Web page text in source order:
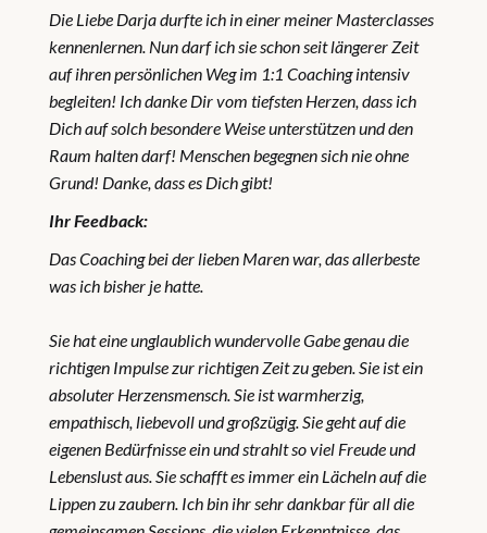
Die Liebe Darja durfte ich in einer meiner Masterclasses
kennenlernen. Nun darf ich sie schon seit längerer Zeit
auf ihren persönlichen Weg im 1:1 Coaching intensiv
begleiten! Ich danke Dir vom tiefsten Herzen, dass ich
Dich auf solch besondere Weise unterstützen und den
Raum halten darf! Menschen begegnen sich nie ohne
Grund! Danke, dass es Dich gibt!
Ihr Feedback:
Das Coaching bei der lieben Maren war, das allerbeste
was ich bisher je hatte.
Sie hat eine unglaublich wundervolle Gabe genau die
richtigen Impulse zur richtigen Zeit zu geben. Sie ist ein
absoluter Herzensmensch. Sie ist warmherzig,
empathisch, liebevoll und großzügig. Sie geht auf die
eigenen Bedürfnisse ein und strahlt so viel Freude und
Lebenslust aus. Sie schafft es immer ein Lächeln auf die
Lippen zu zaubern. Ich bin ihr sehr dankbar für all die